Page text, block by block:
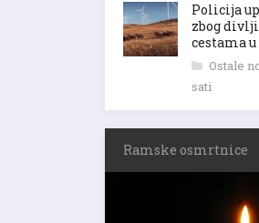
Policija
zbog
cestama u
Ostale
sati
Ramske osmrtnice